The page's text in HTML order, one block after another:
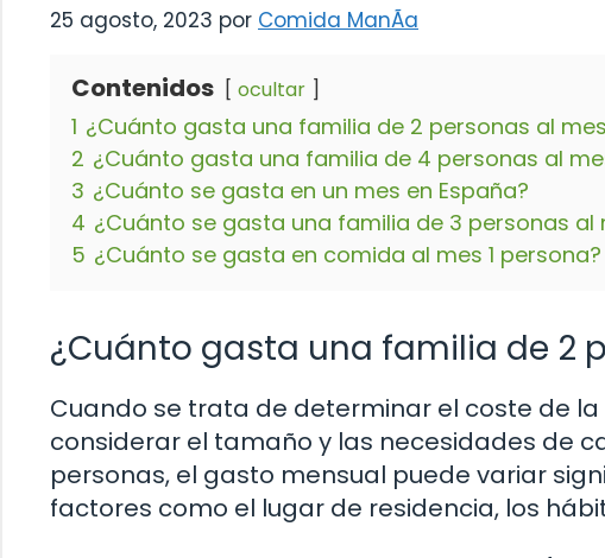
25 agosto, 2023 por Comida ManÃ­a
Contenidos ocultar
1 ¿Cuánto gasta una familia de 2 personas al
2 ¿Cuánto gasta una familia de 4 personas al
3 ¿Cuánto se gasta en un mes en España?
4 ¿Cuánto se gasta una familia de 3 personas al
5 ¿Cuánto se gasta en comida al mes 1 persona?
¿Cuánto gasta una familia de 2
Cuando se trata de determinar el coste de
considerar el tamaño y las necesidades de
personas, el gasto mensual puede variar
factores como el lugar de residencia, los